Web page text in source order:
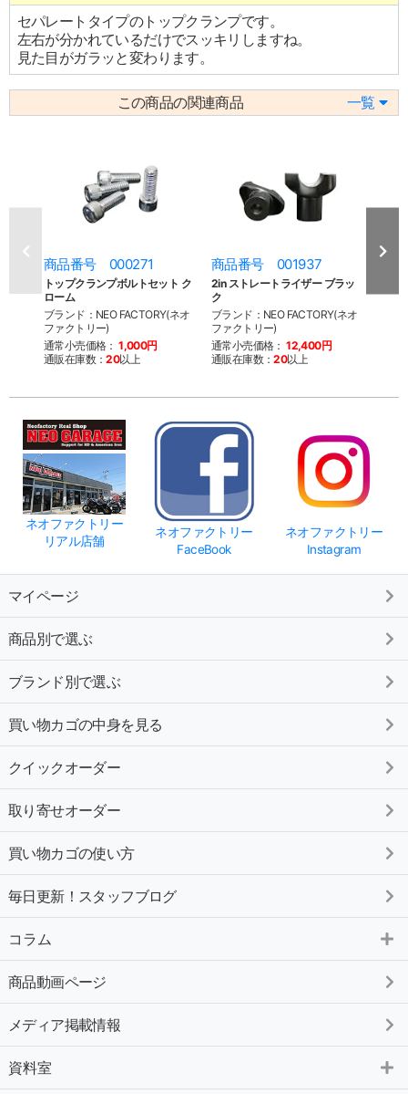
セパレートタイプのトップクランプです。
左右が分かれているだけでスッキリしますね。
見た目がガラッと変わります。
この商品の関連商品 一覧
商品番号 000271
トップクランプボルトセット ク
ローム
ブランド：NEO FACTORY(ネオ
ファクトリー)
通常小売価格： 1,000円
通販在庫数：20以上
商品番号 001937
2in ストレートライザー ブラッ
ク
ブランド：NEO FACTORY(ネオ
ファクトリー)
通常小売価格： 12,400円
通販在庫数：20以上
ラッ
ネオファクトリー
リアル店舗
ネオファクトリー
FaceBook
ネオファクトリー
Instagram
マイページ
商品別で選ぶ
ブランド別で選ぶ
買い物カゴの中身を見る
クイックオーダー
取り寄せオーダー
買い物カゴの使い方
毎日更新！スタッフブログ
コラム
商品動画ページ
メディア掲載情報
資料室